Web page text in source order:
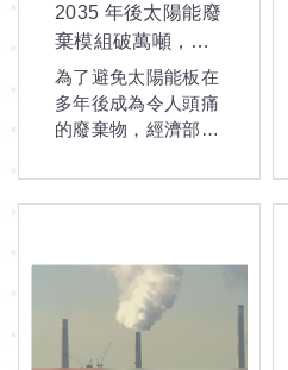
2035 年後太陽能廢
棄模組破萬噸，經
濟部設立回收機制
為了避免太陽能板在
多年後成為令人頭痛
的廢棄物，經濟部已
機制，規範設置者預
繳交模組回收費用
入環保署成立之模組
回收基金。